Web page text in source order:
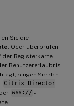
Sie die
. Oder überprüfen
der Registerkarte
Benutzererlaubnis
pingen Sie den
Citrix Director
wss:// -